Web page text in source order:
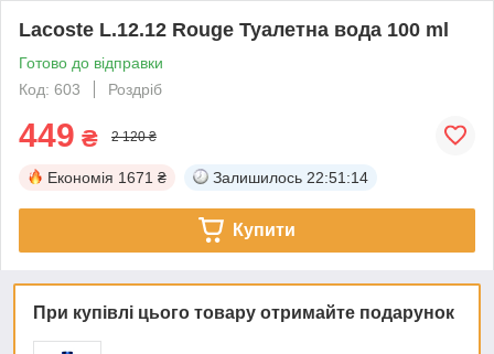
Lacoste L.12.12 Rouge Туалетна вода 100 ml
Готово до відправки
Код: 603
Роздріб
449 ₴ 2 120 ₴
Економія 1671 ₴ Залишилось 22:51:13
Купити
При купівлі цього товару отримайте подарунок